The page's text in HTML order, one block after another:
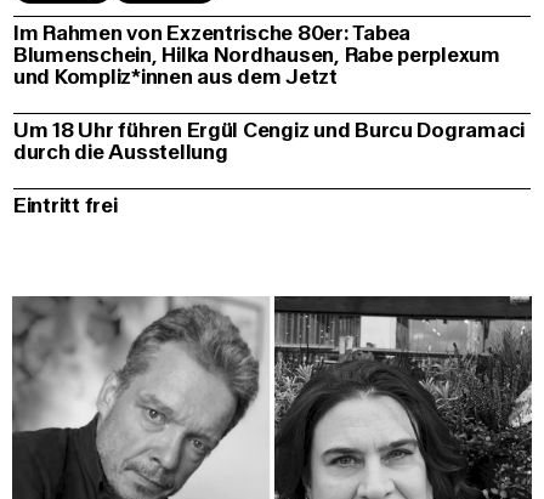
Im Rahmen von Exzentrische 80er: Tabea
Blumenschein, Hilka Nordhausen, Rabe perplexum
und Kompliz*innen aus dem Jetzt
Um 18 Uhr führen Ergül Cengiz und Burcu Dogramaci
durch die Ausstellung
Eintritt frei